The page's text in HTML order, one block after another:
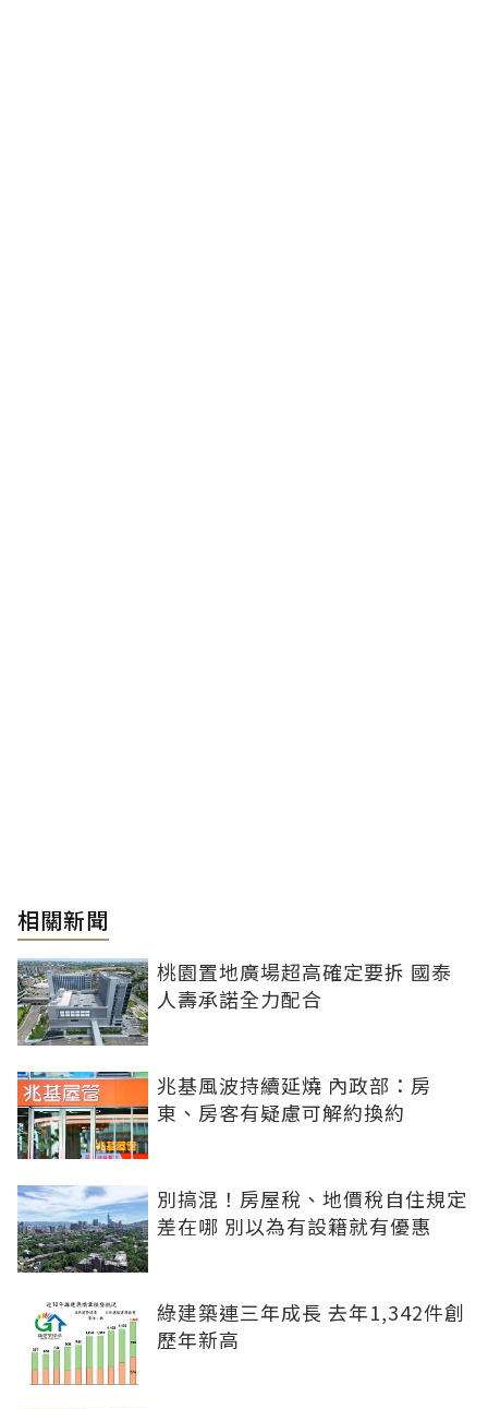
相關新聞
桃園置地廣場超高確定要拆 國泰
人壽承諾全力配合
兆基風波持續延燒 內政部：房
東、房客有疑慮可解約換約
別搞混！房屋稅、地價稅自住規定
差在哪 別以為有設籍就有優惠
綠建築連三年成長 去年1,342件創
歷年新高